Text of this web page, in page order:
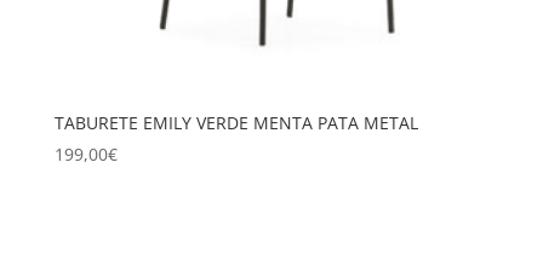
TABURETE EMILY VERDE MENTA PATA METAL
199,00€